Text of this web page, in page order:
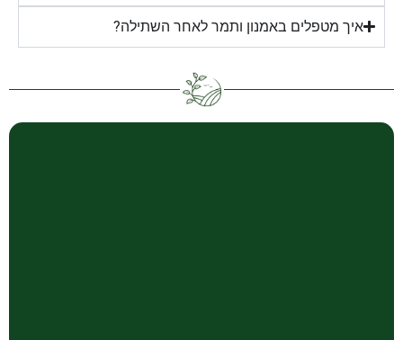
איך מטפלים באמנון ותמר לאחר השתילה?